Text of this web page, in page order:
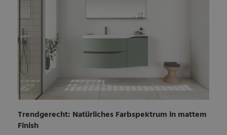
Trendgerecht: Natürliches Farbspektrum in mattem
Finish